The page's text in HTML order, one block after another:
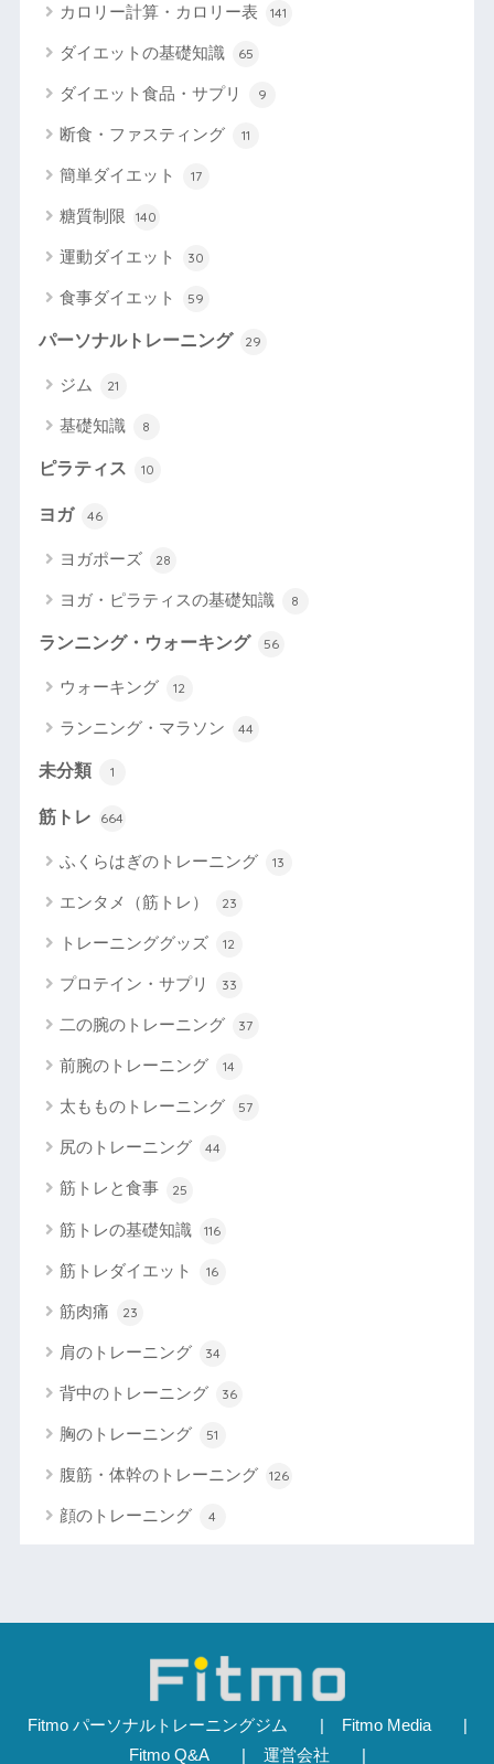
カロリー計算・カロリー表 141
ダイエットの基礎知識 65
ダイエット食品・サプリ 9
断食・ファスティング 11
簡単ダイエット 17
糖質制限 140
運動ダイエット 30
食事ダイエット 59
パーソナルトレーニング 29
ジム 21
基礎知識 8
ピラティス 10
ヨガ 46
ヨガポーズ 28
ヨガ・ピラティスの基礎知識 8
ランニング・ウォーキング 56
ウォーキング 12
ランニング・マラソン 44
未分類 1
筋トレ 664
ふくらはぎのトレーニング 13
エンタメ（筋トレ） 23
トレーニンググッズ 12
プロテイン・サプリ 33
二の腕のトレーニング 37
前腕のトレーニング 14
太もものトレーニング 57
尻のトレーニング 44
筋トレと食事 25
筋トレの基礎知識 116
筋トレダイエット 16
筋肉痛 23
肩のトレーニング 34
背中のトレーニング 36
胸のトレーニング 51
腹筋・体幹のトレーニング 126
顔のトレーニング 4
Fitmo パーソナルトレーニングジム
Fitmo Media
Fitmo Q&A
運営会社